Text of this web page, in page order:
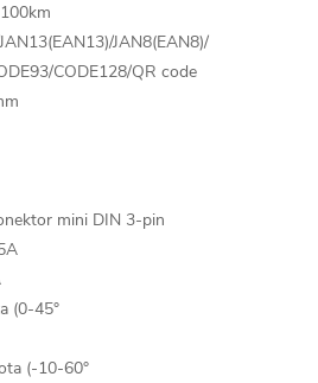
JAN8(EAN8)/
CODE128/QR code
mini DIN 3-pin
(0-45°
(-10-60°